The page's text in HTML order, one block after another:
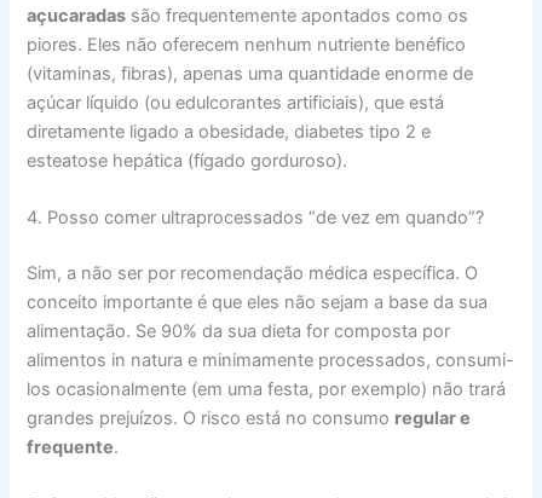
açucaradas são frequentemente apontados como os
piores. Eles não oferecem nenhum nutriente benéfico
(vitaminas, fibras), apenas uma quantidade enorme de
açúcar líquido (ou edulcorantes artificiais), que está
diretamente ligado a obesidade, diabetes tipo 2 e
esteatose hepática (fígado gorduroso).
4. Posso comer ultraprocessados “de vez em quando”?
Sim, a não ser por recomendação médica específica. O
conceito importante é que eles não sejam a base da sua
alimentação. Se 90% da sua dieta for composta por
alimentos in natura e minimamente processados, consumi-
los ocasionalmente (em uma festa, por exemplo) não trará
grandes prejuízos. O risco está no consumo regular e
frequente.